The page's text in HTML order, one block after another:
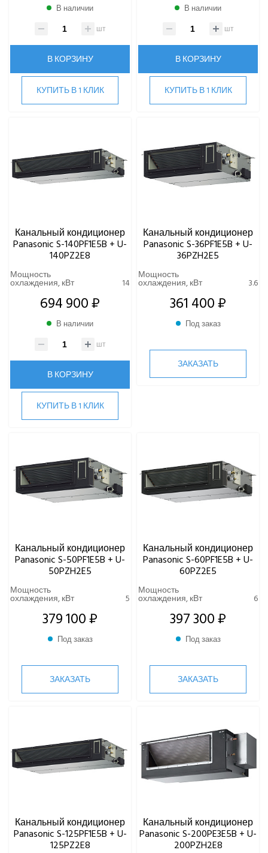
Ecoclima
Fujitsu
FUNAI
Green
Hi
IGC
Kentatsu
Lessar
Midea
MITSUDAI
Panasonic
Канальные кондиционеры
Кассетные кондиционеры
Мульти сплит-системы
Настенные кондиционеры
Потолочные кондиционеры
ROYAL CLIMA
Rover
Roland
Samsung
TOSHIBA
ULTIMA COMFORT
YOSHIKAWA
ОСУШИТЕЛИ ВОЗДУХА
ПРЕЦИЗИОННЫЕ КОНДИЦИОНЕРЫ
ПРИТОЧНЫЕ ОЧИСТИТЕЛИ ВОЗДУХА, БРИЗЕРЫ
ТЕПЛОВЫЕ НАСОСЫ
В наличии
шт
В КОРЗИНУ
КУПИТЬ В 1 КЛИК
В наличии
шт
В КОРЗИНУ
КУПИТЬ В 1 КЛИК
Канальный кондиционер
Panasonic S-140PF1E5B + U-
140PZ2E8
Мощность
охлаждения, кВт 14
694 900 ₽
В наличии
шт
В КОРЗИНУ
КУПИТЬ В 1 КЛИК
Канальный кондиционер
Panasonic S-36PF1E5B + U-
36PZH2E5
Мощность
охлаждения, кВт 3.6
361 400 ₽
Под заказ
ЗАКАЗАТЬ
Канальный кондиционер
Panasonic S-50PF1E5B + U-
50PZH2E5
Мощность
охлаждения, кВт 5
379 100 ₽
Под заказ
ЗАКАЗАТЬ
Канальный кондиционер
Panasonic S-60PF1E5B + U-
60PZ2E5
Мощность
охлаждения, кВт 6
397 300 ₽
Под заказ
ЗАКАЗАТЬ
Канальный кондиционер
Panasonic S-125PF1E5B + U-
125PZ2E8
Канальный кондиционер
Panasonic S-200PE3E5B + U-
200PZH2E8